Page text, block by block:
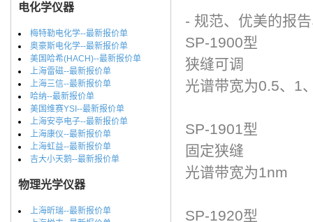
电化学仪器
梅特勒电化学--最新报价单
奥豪斯电化学--最新报价单
美国哈希(HACH)--最新报价单
上海雷磁--最新报价单
上海三信--最新报价单
哈纳--最新报价单
美国维赛YSI--最新报价单
上海安亭电子--最新报价单
上海康仪--最新报价单
上海虹益--最新报价单
吉大小天鹅--最新报价单
物理光学仪器
上海昕瑞--最新报价单
- 规范、优美的报
SP-1900型
狭缝可调
光谱带宽为0.5、1
SP-1901型
固定狭缝
光谱带宽为1nm
SP-1920型